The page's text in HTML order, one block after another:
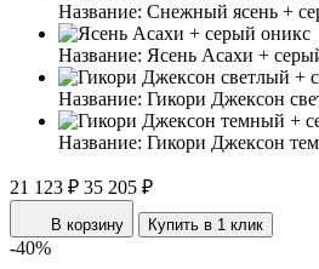
Название: Снежный ясень +
Название: Ясень Асахи +
Название: Гикори Джексон
Название: Гикори Джексон
21 123 ₽ 35 205 ₽
В корзину Купить в 1 клик
-40%